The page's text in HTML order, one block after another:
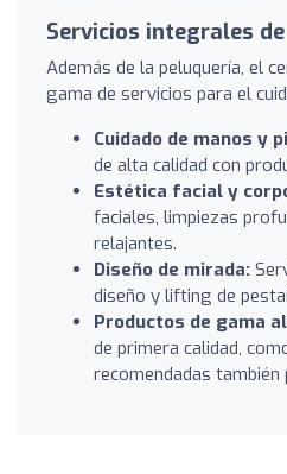
Servicios integrales
Además de la peluquería, el
gama de servicios para el
Cuidado de manos y
de alta calidad con
Estética facial y
faciales, limpiezas
relajantes.
Diseño de mirada:
diseño y lifting de
Productos de gama
de primera calidad,
recomendadas también